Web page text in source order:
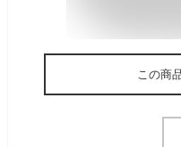
この商